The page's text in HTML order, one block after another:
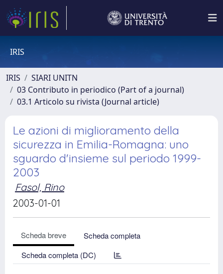
IRIS
IRIS
SIARI UNITN
03 Contributo in periodico (Part of a journal)
03.1 Articolo su rivista (Journal article)
Le azioni di miglioramento della
sicurezza in Emilia-Romagna: uno
sguardo d'insieme sul periodo 1999-
2003
Fasol, Rino
2003-01-01
Scheda breve
Scheda completa
Scheda completa (DC)